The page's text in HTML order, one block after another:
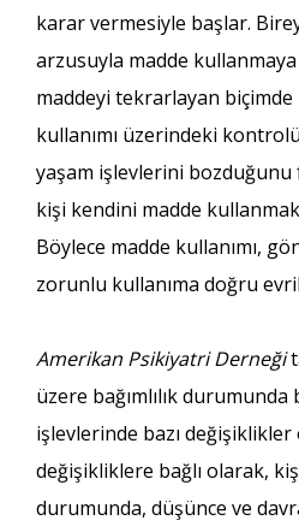
karar vermesiyle başlar.
arzusuyla madde
maddeyi tekrarlayan biçimde
kullanımı üzerindeki
yaşam işlevlerini
kişi kendini madde
Böylece madde kullanımı,
zorunlu kullanıma doğru
Amerikan Psikiyatri Derneği
üzere bağımlılık durumunda
işlevlerinde bazı değişiklikler
değişikliklere bağlı olarak,
durumunda, düşünce ve